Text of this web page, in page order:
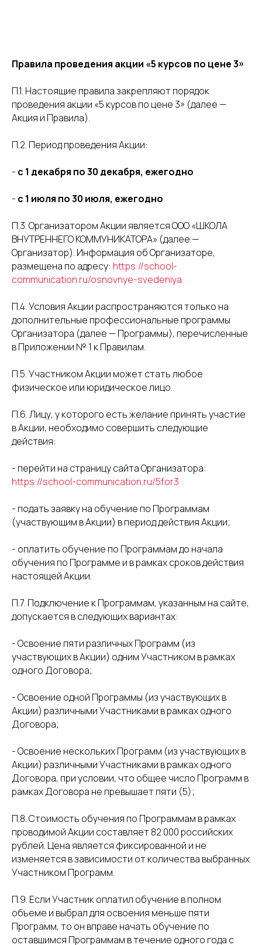
Правила проведения акции «5 курсов по цене 3»
П.1. Настоящие правила закрепляют порядок
проведения акции «5 курсов по цене 3» (далее —
Акция и Правила).
П.2. Период проведения Акции:
- с 1 декабря по 30 декабря, ежегодно
- с 1 июля по 30 июля, ежегодно
П.3. Организатором Акции является ООО «ШКОЛА
ВНУТРЕННЕГО КОММУНИКАТОРА» (далее —
Организатор). Информация об Организаторе,
размещена по адресу: https://school-
communication.ru/osnovnye-svedeniya
П.4. Условия Акции распространяются только на
дополнительные профессиональные программы
Организатора (далее — Программы), перечисленные
в Приложении № 1 к Правилам.
П.5. Участником Акции может стать любое
физическое или юридическое лицо.
П.6. Лицу, у которого есть желание принять участие
в Акции, необходимо совершить следующие
действия:
- перейти на страницу сайта Организатора:
https://school-communication.ru/5for3
- подать заявку на обучение по Программам
(участвующим в Акции) в период действия Акции;
- оплатить обучение по Программам до начала
обучения по Программе и в рамках сроков действия
настоящей Акции.
П.7. Подключение к Программам, указанным на сайте,
допускается в следующих вариантах:
- Освоение пяти различных Программ (из
участвующих в Акции) одним Участником в рамках
одного Договора;
- Освоение одной Программы (из участвующих в
Акции) различными Участниками в рамках одного
Договора;
- Освоение нескольких Программ (из участвующих в
Акции) различными Участниками в рамках одного
Договора, при условии, что общее число Программ в
рамках Договора не превышает пяти (5);
П.8. Стоимость обучения по Программам в рамках
проводимой Акции составляет 82 000 российских
рублей. Цена является фиксированной и не
изменяется в зависимости от количества выбранных
Участником Программ.
П.9. Если Участник оплатил обучение в полном
объеме и выбрал для освоения меньше пяти
Программ, то он вправе начать обучение по
оставшимся Программам в течение одного года с